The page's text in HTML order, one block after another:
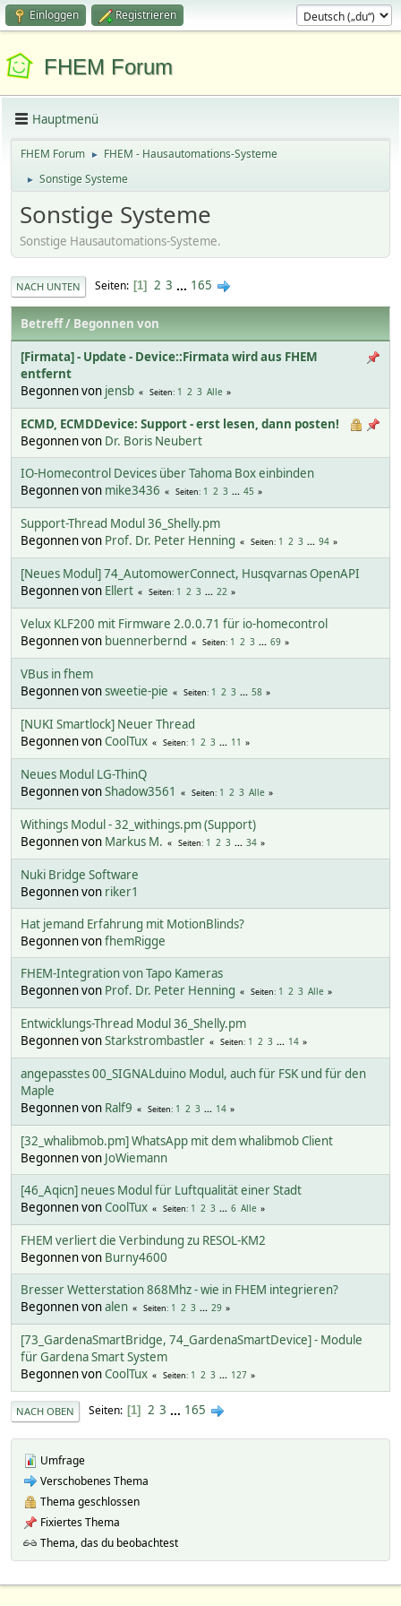
Einloggen Registrieren
FHEM Forum
Hauptmenü
FHEM Forum ► FHEM - Hausautomations-Systeme
► Sonstige Systeme
Sonstige Systeme
Sonstige Hausautomations-Systeme.
NACH UNTEN Seiten 1 2 3 ... 165
Betreff/ Begonnen von
[Firmata] - Update - Device::Firmata wird aus FHEM
entfernt
Begonnen von jensb Seiten 1 2 3 Alle
ECMD, ECMDDevice: Support - erst lesen, dann posten!
Begonnen von Dr. Boris Neubert
IO-Homecontrol Devices über Tahoma Box einbinden
Begonnen von mike3436 Seiten 1 2 3 ... 45
Support-Thread Modul 36_Shelly.pm
Begonnen von Prof. Dr. Peter Henning Seiten 1 2 3 ... 94
[Neues Modul] 74_AutomowerConnect, Husqvarnas OpenAPI
Begonnen von Ellert Seiten 1 2 3 ... 22
Velux KLF200 mit Firmware 2.0.0.71 für io-homecontrol
Begonnen von buennerbernd Seiten 1 2 3 ... 69
VBus in fhem
Begonnen vonsweetie-pie Seiten 1 2 3 ... 58
[NUKI Smartlock] Neuer Thread
Begonnen vonCoolTux Seiten 1 2 3 ... 11
Neues Modul LG-ThinQ
Begonnen vonShadow3561 Seiten 1 2 3 Alle
Withings Modul - 32_withings.pm (Support)
Begonnen von Markus M. Seiten 1 2 3 ... 34
Nuki Bridge Software
Begonnen von riker1
Hat jemand Erfahrung mit MotionBlinds?
Begonnen vonfhemRigge
FHEM-Integration von Tapo Kameras
Begonnen von Prof. Dr. Peter Henning Seiten 1 2 3 Alle
Entwicklungs-Thread Modul 36_Shelly.pm
Begonnen vonStarkstrombastler Seiten 1 2 3 ... 14
angepasstes 00_SIGNALduino Modul, auch für FSK und für den
Maple
Begonnen von Ralf9 Seiten 1 2 3 ... 14
[32_whalibmob.pm] WhatsApp mit dem whalibmob Client
Begonnen von JoWiemann
[46_Aqicn] neues Modul für Luftqualität einer Stadt
Begonnen vonCoolTux Seiten 1 2 3 ... 6 Alle
FHEM verliert die Verbindung zu RESOL-KM2
Begonnen von Burny4600
Bresser Wetterstation 868Mhz - wie in FHEM integrieren?
Begonnen vonalen Seiten 1 2 3 ... 29
[73_GardenaSmartBridge, 74_GardenaSmartDevice] - Module
für Gardena Smart System
Begonnen vonCoolTux Seiten 1 2 3 ... 127
NACH OBEN Seiten 1 2 3 ... 165
Umfrage
Verschobenes Thema
Thema geschlossen
Fixiertes Thema
Thema, das du beobachtest